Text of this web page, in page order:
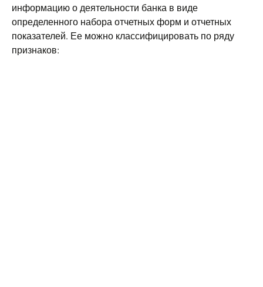
информацию о деятельности банка в виде
определенного набора отчетных форм и отчетных
показателей. Ее можно классифицировать по ряду
признаков: